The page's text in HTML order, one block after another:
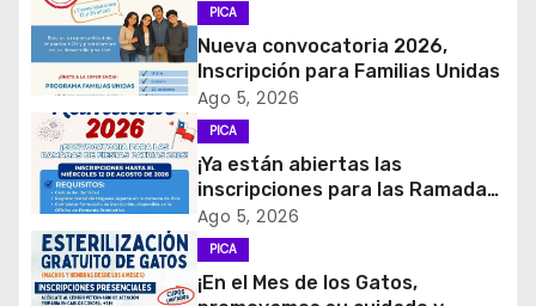
c
i
ó
n
d
e
PICA
Nueva convocatoria 2026,
Inscripción para Familias Unidas
Ago 5, 2026
PICA
¡Ya están abiertas las
inscripciones para las Ramadas
de Fiestas Patrias 2026!
Ago 5, 2026
PICA
¡En el Mes de los Gatos,